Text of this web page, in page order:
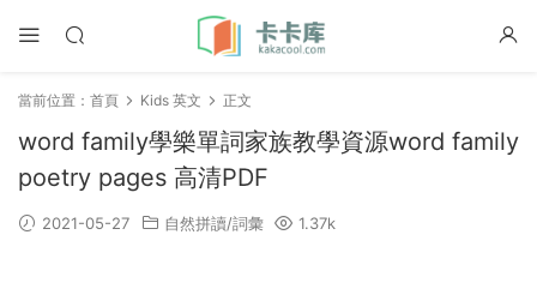
當前位置： 首頁 Kids 英文 正文
word family學樂單詞家族教學資源word family
poetry pages 高清PDF
2021-05-27 自然拼讀/詞彙 1.37k